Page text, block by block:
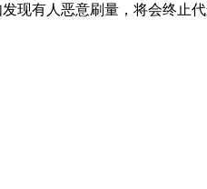
现有人恶意刷量，将会终止代